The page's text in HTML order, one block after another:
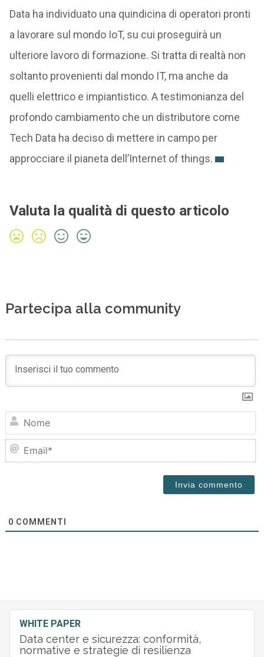
Data ha individuato una quindicina di operatori pronti
a lavorare sul mondo IoT, su cui proseguirà un
ulteriore lavoro di formazione. Si tratta di realtà non
soltanto provenienti dal mondo IT, ma anche da
quelli elettrico e impiantistico. A testimonianza del
profondo cambiamento che un distributore come
Tech Data ha deciso di mettere in campo per
approcciare il pianeta dell’Internet of things.
Valuta la qualità di questo articolo
Partecipa alla community
0 COMMENTI
WHITE PAPER
Data center e sicurezza: conformità,
normative e strategie di resilienza